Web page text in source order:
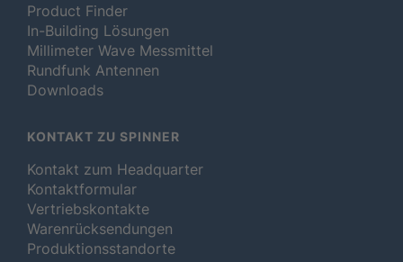
Product Finder
In-Building Lösungen
Millimeter Wave Messmittel
Rundfunk Antennen
Downloads
KONTAKT ZU SPINNER
Kontakt zum Headquarter
Kontaktformular
Vertriebskontakte
Warenrücksendungen
Produktionsstandorte